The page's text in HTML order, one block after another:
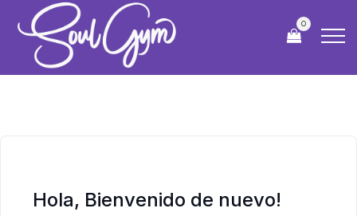
0
Hola, Bienvenido de nuevo!